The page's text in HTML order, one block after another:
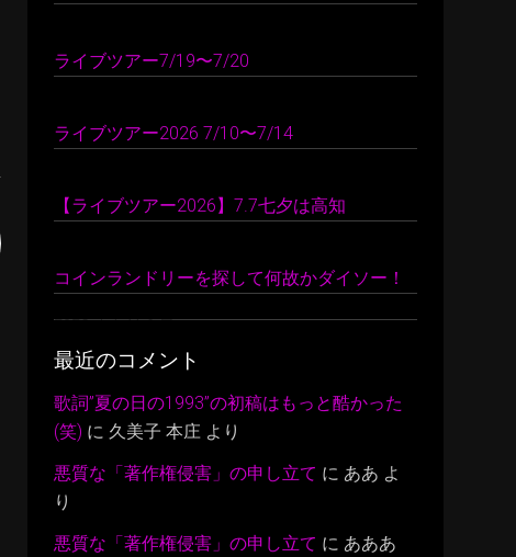
ライブツアー7/19〜7/20
ライブツアー2026 7/10〜7/14
【ライブツアー2026】7.7七夕は高知
コインランドリーを探して何故かダイソー！
2026 年 7 月 9 日
最近のコメント
歌詞”夏の日の1993”の初稿はもっと酷かった
(笑) に 久美子 本庄 より
悪質な「著作権侵害」の申し立て に ああ よ
り
悪質な「著作権侵害」の申し立て に あああ